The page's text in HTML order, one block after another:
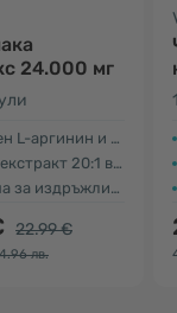
24.000 мг
аргинин и цинк
20:1 в 3 капсули
издръжливостта
22.99 €
лв.